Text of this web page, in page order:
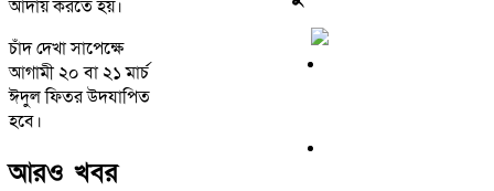
আদায় করতে হয়।
চাঁদ দেখা সাপেক্ষে
আগামী ২০ বা ২১ মার্চ
ঈদুল ফিতর উদযাপিত
হবে।
আরও খবর